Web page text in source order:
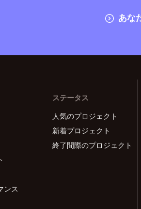
あな
ンス
ステータス
人気のプロジェクト
新着プロジェクト
終了間際のプロジェクト